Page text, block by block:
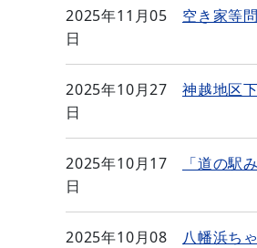
2025年11月05
日
空き家等
2025年10月27
日
神越地区
2025年10月17
日
「道の駅
2025年10月08
八幡浜ち